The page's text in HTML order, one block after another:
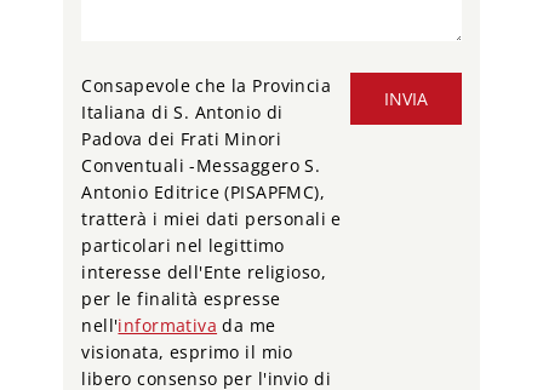
INVIA
Consapevole che la Provincia
Italiana di S. Antonio di
Padova dei Frati Minori
Conventuali -Messaggero S.
Antonio Editrice (PISAPFMC),
tratterà i miei dati personali e
particolari nel legittimo
interesse dell'Ente religioso,
per le finalità espresse
nell'informativa da me
visionata, esprimo il mio
libero consenso per l'invio di